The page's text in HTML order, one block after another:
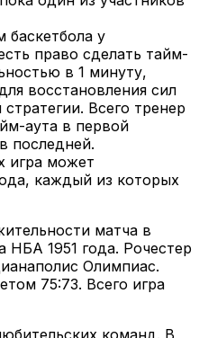
у
право сделать тайм-
в 1 минуту,
восстановления сил
Всего тренер
аута в первой
последней.
игра может
каждый из которых
матча в
НБА 1951 года. Рочестер
Олимпиас.
75:73. Всего игра